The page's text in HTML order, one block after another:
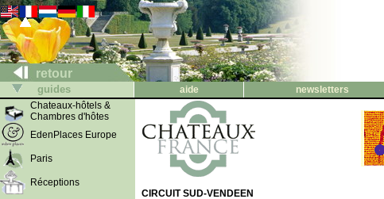
retour
guides aide newsletters
Chateaux-hôtels &
Chambres d'hôtes
EdenPlaces Europe
Paris
Réceptions
CIRCUIT SUD-VENDEEN